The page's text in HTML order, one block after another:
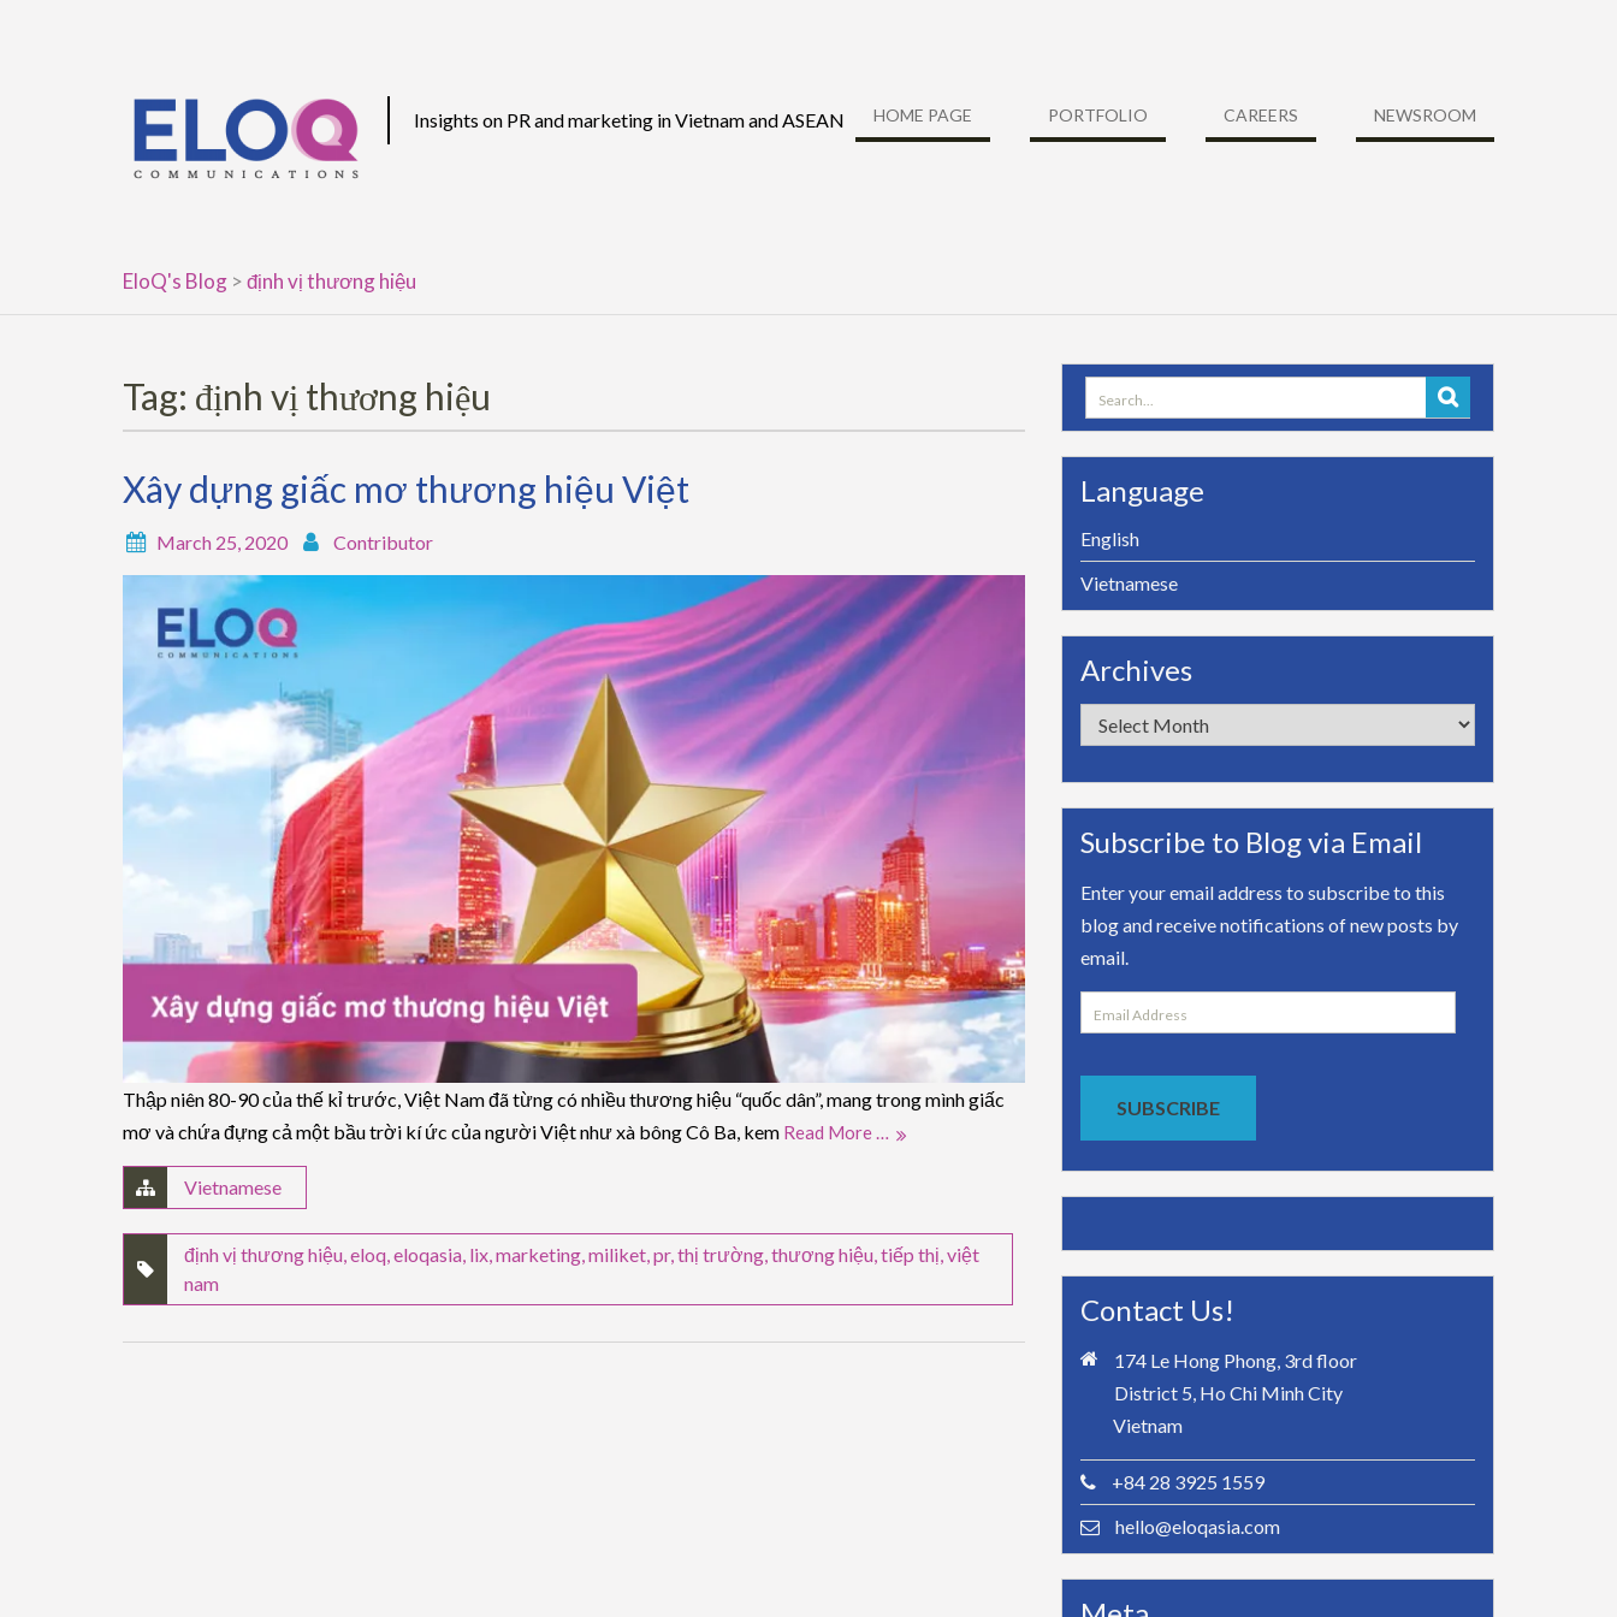
Insights on PR and marketing in Vietnam and ASEAN HOME PAGE PORTFOLIO CAREERS NEWSROOM
EloQ's Blog >định vị thương hiệu
Tag: định vị thương hiệu
Xây dựng giấc mơ thương hiệu Việt
March 25, 2020 Contributor
Thập niên 80-90 của thế kỉ trước, Việt Nam đã từng có nhiều thương hiệu “quốc dân”, mang trong mình giấc
mơ và chứa đựng cả một bầu trời kí ức của người Việt như xà bông Cô Ba, kem Read More …
Vietnamese
định vị thương hiệu,eloq,eloqasia, lix,marketing,miliket,pr,thị trường,thương hiệu,tiếp thị,việt
nam
Search
for:
Language
English
Vietnamese
Archives
Archives
Subscribe to Blog via Email
Enter your email address to subscribe to this
blog and receive notifications of new posts by
email.
Email
Address
SUBSCRIBE
Contact Us!
174 Le Hong Phong, 3rd floor
District 5, Ho Chi Minh City
Vietnam
+84 28 3925 1559
hello@eloqasia.com